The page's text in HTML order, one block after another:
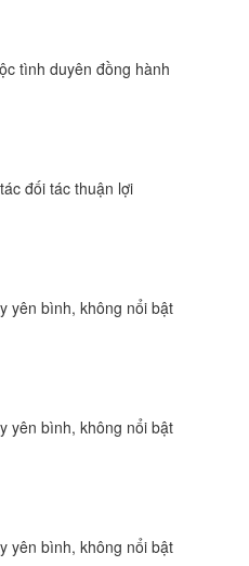
tình duyên đồng hành
đối tác thuận lợi
yên bình, không nổi bật
yên bình, không nổi bật
yên bình, không nổi bật